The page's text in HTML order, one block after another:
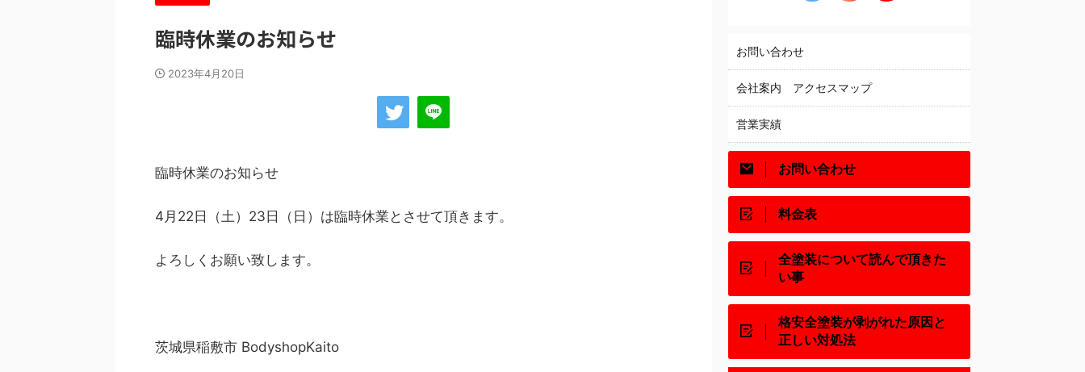
臨時休業のお知らせ
2023年4月20日
臨時休業のお知らせ
4月22日（土）23日（日）は臨時休業とさせて頂きます。
よろしくお願い致します。
茨城県稲敷市 BodyshopKaito
お問い合わせ
会社案内 アクセスマップ
営業実績
お問い合わせ
料金表
全塗装について読んで頂きた
い事
格安全塗装が剥がれた原因と
正しい対処法